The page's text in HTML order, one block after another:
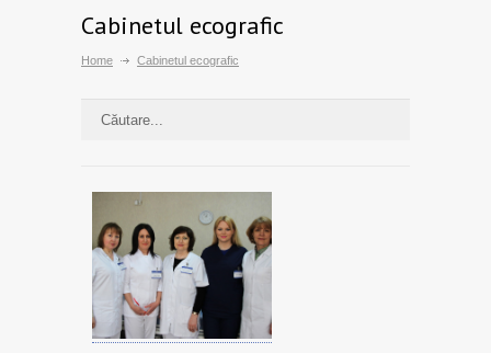
Cabinetul ecografic
Home Cabinetul ecografic